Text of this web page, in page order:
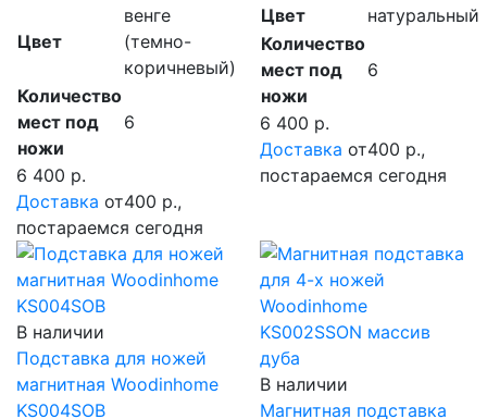
Цвет
венге
(темно-
коричневый)
Количество
мест под
ножи
6
6 400 р.
Доставка от400 р.,
постараемся сегодня
Цвет
натуральный
Количество
мест под
ножи
6
6 400 р.
Доставка от400 р.,
постараемся сегодня
В наличии
Подставка для ножей
магнитная Woodinhome
KS004SOB
В наличии
Магнитная подставка